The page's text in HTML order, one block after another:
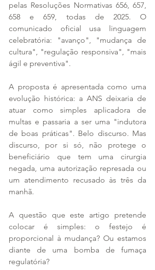
pelas Resoluções Normativas 656, 657,
658 e 659, todas de 2025. O
comunicado oficial usa linguagem
celebratória: "avanço", "mudança de
cultura", "regulação responsiva", "mais
ágil e preventiva".
A proposta é apresentada como uma
evolução histórica: a ANS deixaria de
atuar como simples aplicadora de
multas e passaria a ser uma "indutora
de boas práticas". Belo discurso. Mas
discurso, por si só, não protege o
beneficiário que tem uma cirurgia
negada, uma autorização represada ou
um atendimento recusado às três da
manhã.
A questão que este artigo pretende
colocar é simples: o festejo é
proporcional à mudança? Ou estamos
diante de uma bomba de fumaça
regulatória?